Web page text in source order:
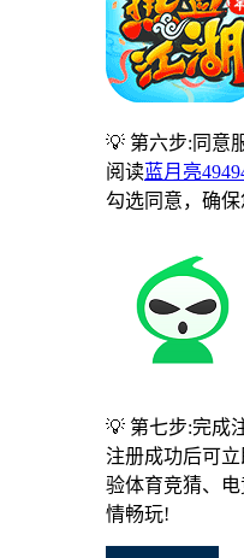
💡 第六步:同意
阅读蓝月亮
勾选同意，确保
💡 第七步:完成
注册成功后可立
验体育竞猜、
情畅玩!